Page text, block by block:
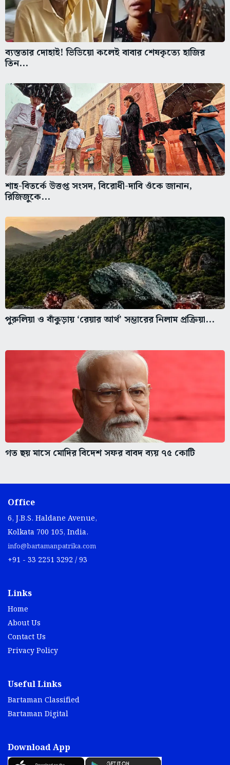
ব্যস্ততার দোহাই! ভিডিয়ো কলেই বাবার শেষকৃত্যে হাজির
তিন...
শাহ-বিতর্কে উত্তপ্ত সংসদ, বিরোধী-দাবি ওঁকে জানান,
রিজিজুকে...
পুরুলিয়া ও বাঁকুড়ায় ‘রেয়ার আর্থ’ সম্ভারের নিলাম প্রক্রিয়া...
গত ছয় মাসে মোদির বিদেশ সফর বাবদ ব্যয় ৭৫ কোটি
Office
6, J.B.S. Haldane Avenue,
Kolkata 700 105, India.
info@bartamanpatrika.com
+91 - 33 2251 3292 / 93
Links
Home
About Us
Contact Us
Privacy Policy
Useful Links
Bartaman Classified
Bartaman Digital
Download App